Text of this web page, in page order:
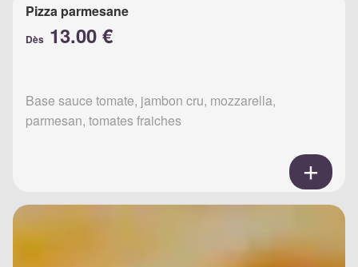
Pizza parmesane
Dès 13.00 €
Base sauce tomate, jambon cru, mozzarella,
parmesan, tomates fraiches